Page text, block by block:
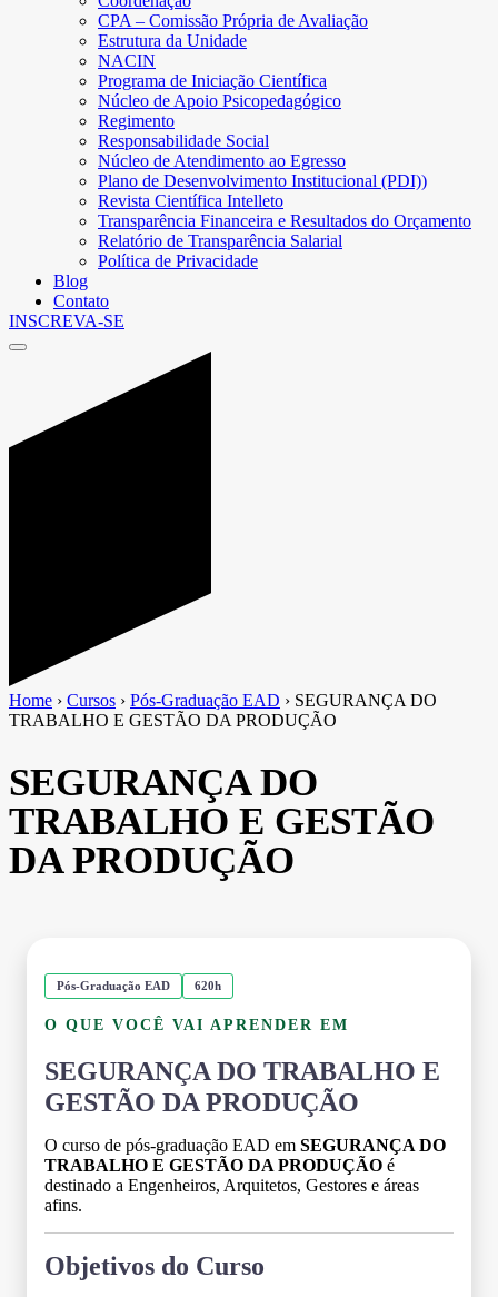
CPA – Comissão Própria de Avaliação
Estrutura da Unidade
NACIN
Programa de Iniciação Científica
Núcleo de Apoio Psicopedagógico
Regimento
Responsabilidade Social
Núcleo de Atendimento ao Egresso
Plano de Desenvolvimento Institucional (PDI))
Revista Científica Intelleto
Transparência Financeira e Resultados do Orçamento
Relatório de Transparência Salarial
Política de Privacidade
Blog
Contato
INSCREVA-SE
Home › Cursos › Pós-Graduação EAD › SEGURANÇA DO
TRABALHO E GESTÃO DA PRODUÇÃO
SEGURANÇA DO
TRABALHO E GESTÃO
DA PRODUÇÃO
Pós-Graduação EAD 620h
O QUE VOCÊ VAI APRENDER EM
SEGURANÇA DO TRABALHO E
GESTÃO DA PRODUÇÃO
O curso de pós-graduação EAD em SEGURANÇA DO
TRABALHO E GESTÃO DA PRODUÇÃO é
destinado a Engenheiros, Arquitetos, Gestores e áreas
afins.
Objetivos do Curso